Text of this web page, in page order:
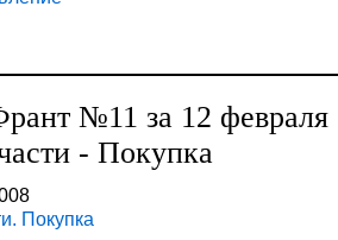
№11 за 12 февраля
- Покупка
Покупка